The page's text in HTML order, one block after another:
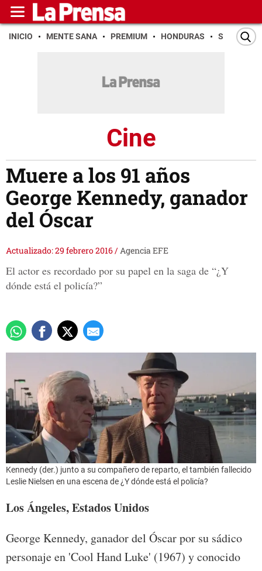
INICIO MENTE SANA PREMIUM HONDURAS SAN PEDRO
Cine
Muere a los 91 años
George Kennedy, ganador
del Óscar
Actualizado: 29 febrero 2016/Agencia EFE
El actor es recordado por su papel en la saga de “¿Y
dónde está el policía?”
Kennedy (der.) junto a su compañero de reparto, el también fallecido
Leslie Nielsen en una escena de ¿Y dónde está el policía?
Los Ángeles, Estados Unidos
George Kennedy, ganador del Óscar por su sádico
personaje en 'Cool Hand Luke' (1967) y conocido